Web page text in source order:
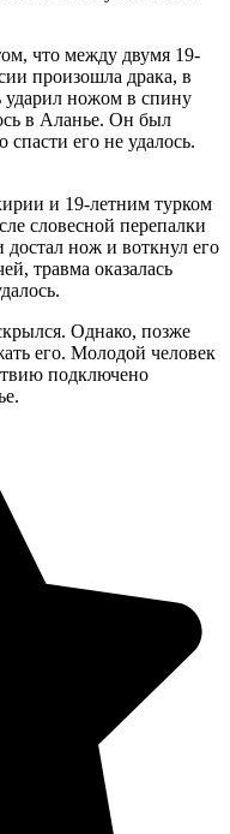
что между двумя 19-
произошла драка, в
ударил ножом в спину
в Аланье. Он был
спасти его не удалось.
и 19-летним турком
словесной перепалки
достал нож и воткнул его
травма оказалась
Однако, позже
его. Молодой человек
подключено